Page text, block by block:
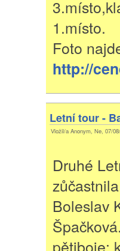
1.místo.
Foto
http://
Letní tour -
Vložil/a Anonym, Ne, 07/
Druhé
Boleslav
pětiboje: